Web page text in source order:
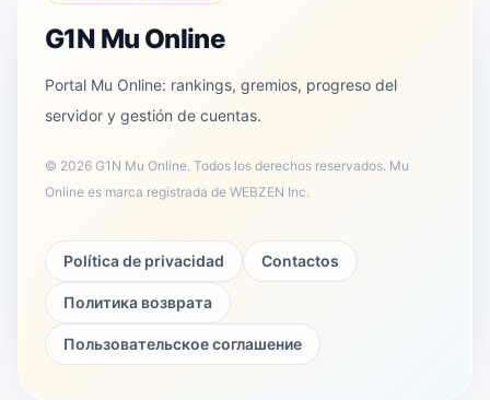
G1N Mu Online
Portal Mu Online: rankings, gremios, progreso del
servidor y gestión de cuentas.
© 2026 G1N Mu Online. Todos los derechos reservados. Mu
Online es marca registrada de WEBZEN Inc.
Política de privacidad Contactos
Политика возврата
Пользовательское соглашение